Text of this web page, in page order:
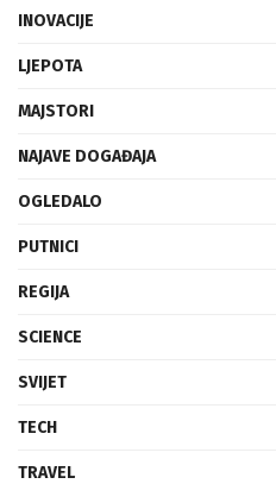
INOVACIJE
LJEPOTA
MAJSTORI
NAJAVE DOGAĐAJA
OGLEDALO
PUTNICI
REGIJA
SCIENCE
SVIJET
TECH
TRAVEL